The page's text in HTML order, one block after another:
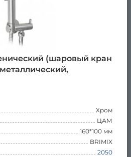
(шаровый кран
Хром
ЦАМ
160*100 мм
BRIMIX
2050